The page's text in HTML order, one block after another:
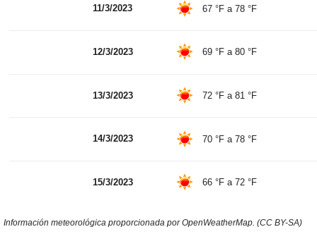
11/3/2023 67 °F a78 °F
12/3/2023 69 °F a80 °F
13/3/2023 72 °F a81 °F
14/3/2023 70 °F a78 °F
15/3/2023 66 °F a72 °F
Información meteorológica proporcionada por OpenWeatherMap. (CC BY-SA)